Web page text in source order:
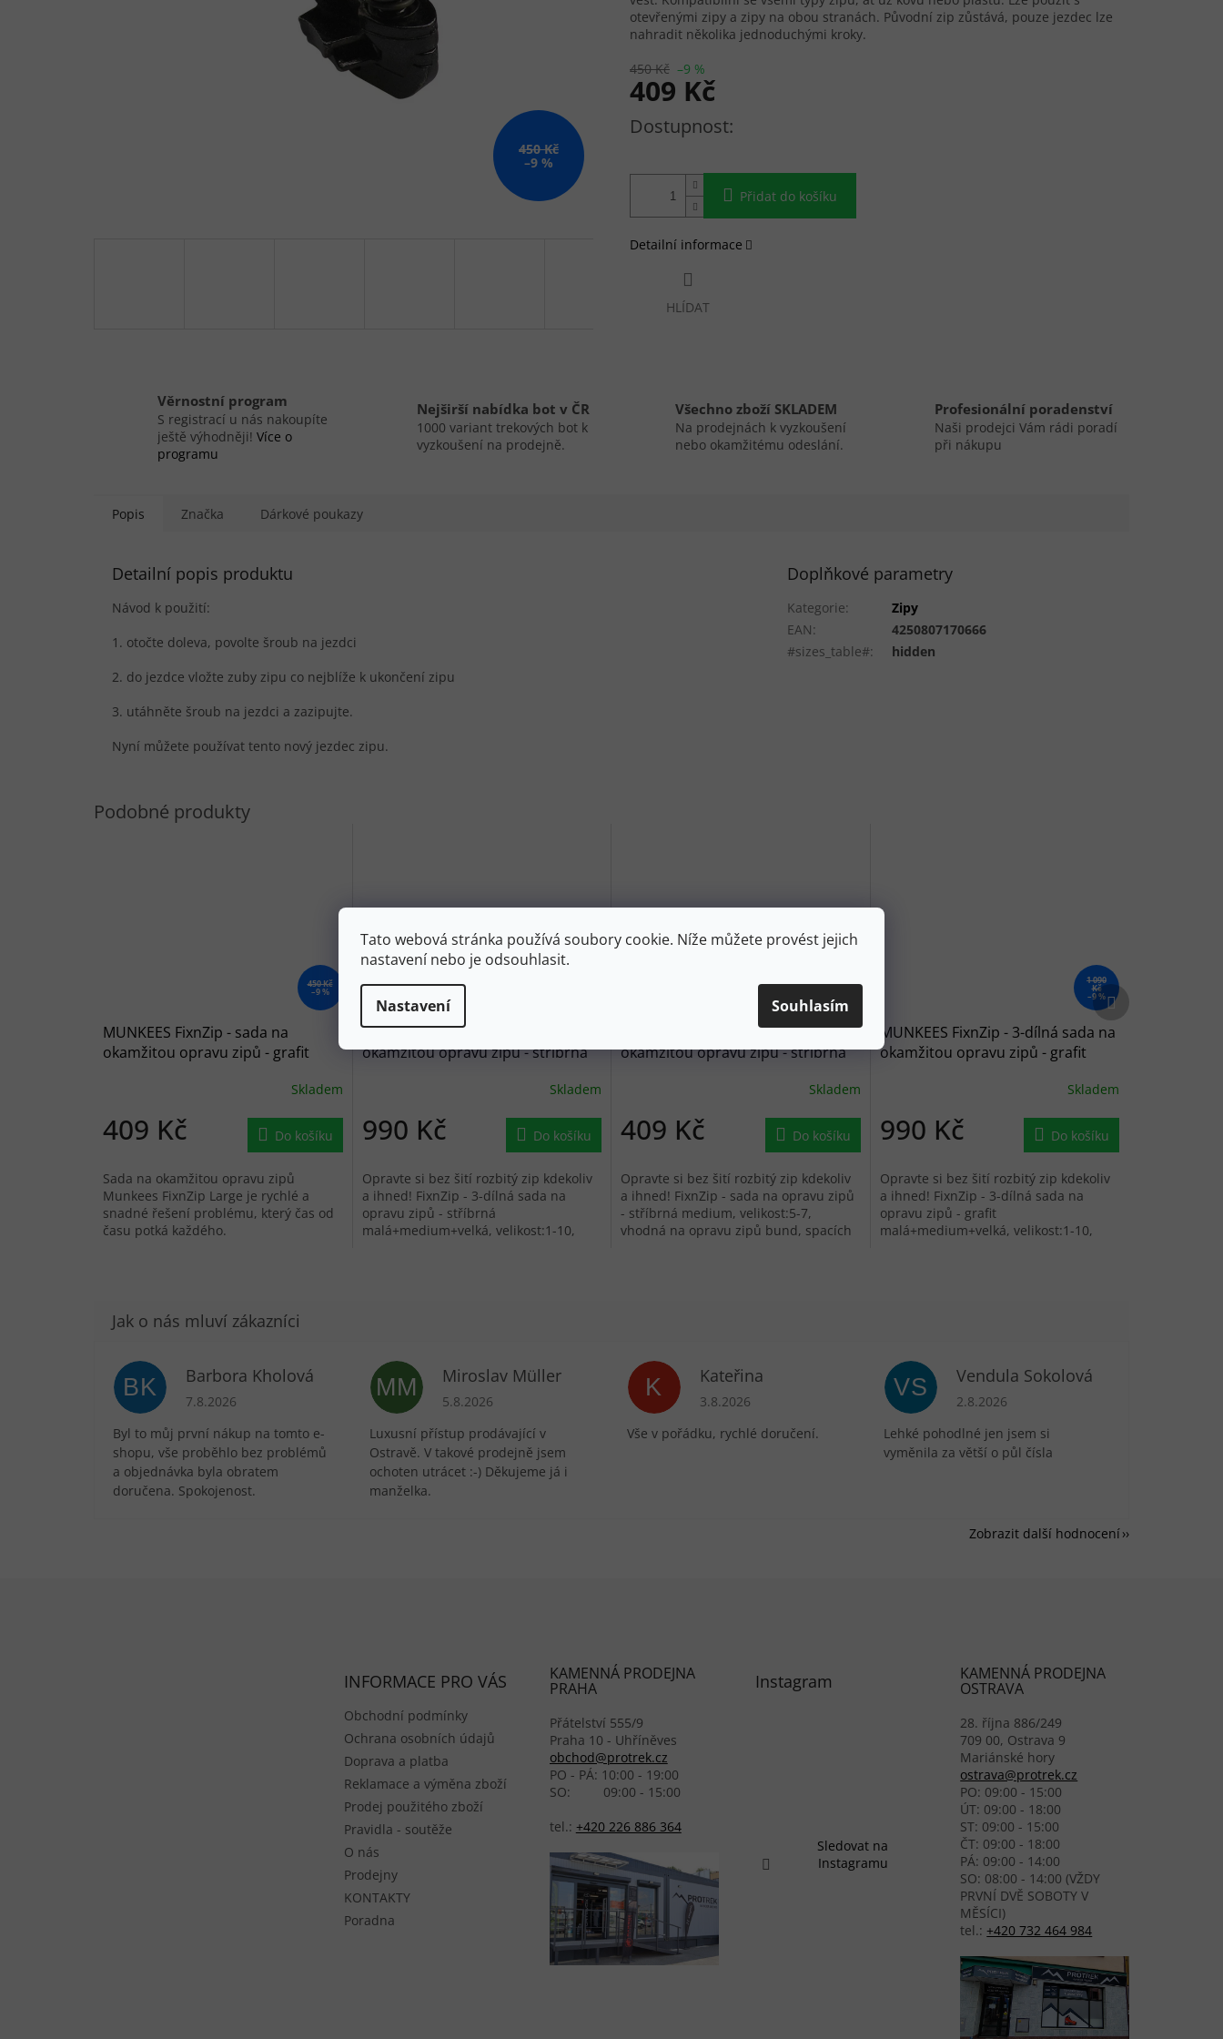
Tato webová stránka používá soubory cookie. Níže můžete provést jejich
nastavení nebo je odsouhlasit.
Nastavení Souhlasím
450 Kč
–9 %
450 Kč –9 %
409 Kč
Měrná cena:
Přidat do košíku
otevřenými zipy a zipy na obou stranách. Původní zip zůstává, pouze jezdec lze
nahradit několika jednoduchými kroky.
Detailní informace
HLÍDAT
Věrnostní program
S registrací u nás nakoupíte
ještě výhodněji! Více o
programu
Nejširší nabídka bot v ČR
1000 variant trekových bot k
vyzkoušení na prodejně.
Všechno zboží SKLADEM
Na prodejnách k vyzkoušení
nebo okamžitému odeslání.
Profesionální poradenství
Naši prodejci Vám rádi poradí
při nákupu
Popis Značka Dárkové poukazy
Detailní popis produktu
Návod k použití:
1. otočte doleva, povolte šroub na jezdci
2. do jezdce vložte zuby zipu co nejblíže k ukončení zipu
3. utáhněte šroub na jezdci a zazipujte.
Nyní můžete používat tento nový jezdec zipu.
Doplňkové parametry
Kategorie:
Zipy
EAN:
4250807170666
#sizes_table#: hidden
450 Kč
–9 %
MUNKEES FixnZip - sada na
okamžitou opravu zipů - grafit
Skladem
409 Kč Do košíku
Sada na okamžitou opravu zipů
Munkees FixnZip Large je rychlé a
snadné řešení problému, který čas od
času potká každého.
MUNKEES FixnZip - 3-dílná sada na
okamžitou opravu zipů - stříbrná
Skladem
990 Kč Do košíku
Opravte si bez šití rozbitý zip kdekoliv
a ihned! FixnZip - 3-dílná sada na
opravu zipů - stříbrná
malá+medium+velká, velikost:1-10,
450 Kč
MUNKEES FixnZip - sada na
okamžitou opravu zipů - stříbrná
Skladem
409 Kč Do košíku
Opravte si bez šití rozbitý zip kdekoliv
a ihned! FixnZip - sada na opravu zipů
- stříbrná medium, velikost:5-7,
vhodná na opravu zipů bund, spacích
1 090
Kč
–9 %
MUNKEES FixnZip - 3-dílná sada na
okamžitou opravu zipů - grafit
Skladem
990 Kč Do košíku
Opravte si bez šití rozbitý zip kdekoliv
a ihned! FixnZip - 3-dílná sada na
opravu zipů - grafit
malá+medium+velká, velikost:1-10,
Další produkt
BK Barbora Kholová
Hodnocení obchodu je 5 z 5 hvězdiček.
7.8.2026
Byl to můj první nákup na tomto e-
shopu, vše proběhlo bez problémů
a objednávka byla obratem
doručena. Spokojenost.
MM Miroslav Müller
Hodnocení obchodu je 5 z 5 hvězdiček.
5.8.2026
Luxusní přístup prodávající v
Ostravě. V takové prodejně jsem
ochoten utrácet :-) Děkujeme já i
manželka.
K Kateřina
Hodnocení obchodu je 5 z 5 hvězdiček.
3.8.2026
Vše v pořádku, rychlé doručení.
VS Vendula Sokolová
Hodnocení obchodu je 5 z 5 hvězdiček.
2.8.2026
Lehké pohodlné jen jsem si
vyměnila za větší o půl čísla
Zobrazit další hodnocení
INFORMACE PRO VÁS
Obchodní podmínky
Ochrana osobních údajů
Doprava a platba
Reklamace a výměna zboží
Prodej použitého zboží
Pravidla - soutěže
O nás
Prodejny
KONTAKTY
Poradna
KAMENNÁ PRODEJNA
PRAHA
Přátelství 555/9
Praha 10 - Uhříněves
obchod@protrek.cz
PO - PÁ: 10:00 - 19:00
SO: 09:00 - 15:00
tel.: +420 226 886 364
Instagram
Sledovat na
Instagramu
KAMENNÁ PRODEJNA
OSTRAVA
28. října 886/249
709 00, Ostrava 9
Mariánské hory
ostrava@protrek.cz
PO: 09:00 - 15:00
ÚT: 09:00 - 18:00
ST: 09:00 - 15:00
ČT: 09:00 - 18:00
PÁ: 09:00 - 14:00
SO: 08:00 - 14:00 (VŽDY
PRVNÍ DVĚ SOBOTY V
MĚSÍCI)
tel.:+420 732 464 984